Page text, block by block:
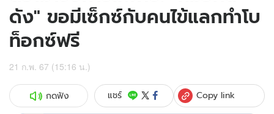
ดัง" ขอมีเซ็กซ์กับคนไข้แลกทำโบ
ท็อกซ์ฟรี
21 ก.พ. 67 (15:16 น.)
กดฟัง แชร์ Copy link